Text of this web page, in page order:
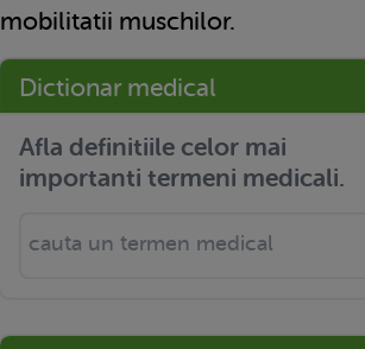
mobilitatii muschilor.
Dictionar medical
Afla definitiile celor mai
importanti termeni medicali.